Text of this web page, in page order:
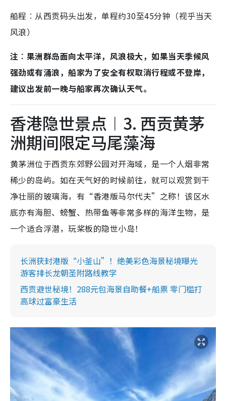
船程︰从西贡码头出发，单程约30至45分钟（视乎当天
风浪）
注︰果洲群岛面向太平洋，风浪极大，如果当天季候风
强劲或有涌浪，船家为了安全有权取消行程或不登岸，
建议出发前一晚与船家再次确认天气。
香港隐世景点︱3. 西贡黄茅
洲期间限定马尾藻海
黄茅洲位于西贡东郊野公园对开海域，是一个人烟非常
稀少的岛屿。如在天气好的时候前往，就可以观赏到干
净壮丽的玻璃海，有“香港版马尔代夫”之称！该区水
底亦有海胆、螃蟹、热带鱼等非常多样的海洋生物，是
一个适合浮潜，玩桨板的隐世小岛！
长洲获封港版“小釜山”！绝美彩色海景秘境曝光
游客排长龙朝圣附路线教学
西贡避世秘境！288元包海景自助餐+船票 零门槛打
高球过富豪生活